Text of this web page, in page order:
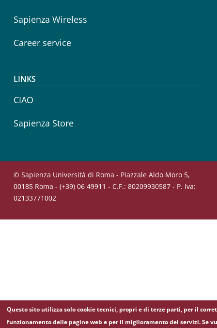
Sapienza Wireless
Career service
LINKS
CIAO
Sapienza Store
© Sapienza Università di Roma - Piazzale Aldo Moro 5,
00185 Roma - (+39) 06 49911 - C.F.: 80209930587 - P. Iva:
02133771002
Questo sito utilizza solo cookie tecnici, propri e di terze parti, per il
funzionamento delle pagine web e per il miglioramento dei servizi. Se